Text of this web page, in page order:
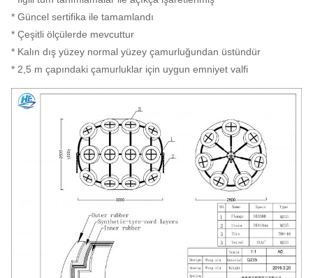
* Güncel sertifika ile tamamlandı
* Çeşitli ölçülerde mevcuttur
* Kalın dış yüzey normal yüzey çamurluğundan üstündür
* 2,5 m çapındaki çamurluklar için uygun emniyet valfi